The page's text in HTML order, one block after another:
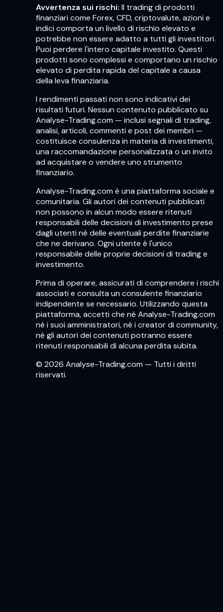
Avvertenza sui rischi: Il trading di prodotti
finanziari come Forex, CFD, criptovalute, azioni e
indici comporta un livello di rischio elevato e
potrebbe non essere adatto a tutti gli investitori.
Puoi perdere l'intero capitale investito. Questi
prodotti sono complessi e comportano un rischio
elevato di perdita rapida del capitale a causa
della leva finanziaria.
I rendimenti passati non sono indicativi dei
risultati futuri. Nessun contenuto pubblicato su
Analyse-Trading.com — inclusi segnali di trading,
analisi, articoli, commenti e post dei membri —
costituisce consulenza in materia di investimenti,
una raccomandazione personalizzata o un invito
ad acquistare o vendere uno strumento
finanziario.
Analyse-Trading.com è una piattaforma sociale e
comunitaria. Gli autori dei contenuti pubblicati
non possono in alcun modo essere ritenuti
responsabili delle decisioni di investimento prese
dagli utenti né delle eventuali perdite finanziarie
che ne derivano. Ogni utente è l'unico
responsabile delle proprie decisioni di trading e
investimento.
Prima di operare, assicurati di comprendere i rischi
associati e consulta un consulente finanziario
indipendente se necessario. Utilizzando questa
piattaforma, accetti che né Analyse-Trading.com
né i suoi amministratori, né i creator di community,
né gli autori dei contenuti potranno essere
ritenuti responsabili di alcuna perdita subita.
© 2026 Analyse-Trading.com — Tutti i diritti
riservati.